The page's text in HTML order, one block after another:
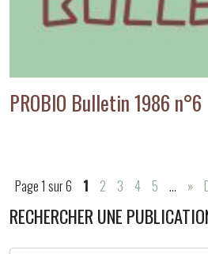
PROBIO Bulletin 1986 n°6
Page 1 sur 6 1 2 3 4 5 … »
RECHERCHER UNE